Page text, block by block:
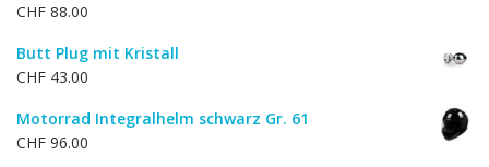
CHF 88.00
Butt Plug mit Kristall
CHF 43.00
Motorrad Integralhelm schwarz Gr. 61
CHF 96.00